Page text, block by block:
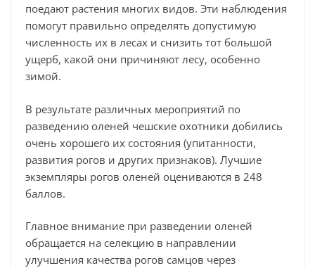
поедают растения многих видов. Эти наблюдения
помогут правильно определять допустимую
численность их в лесах и снизить тот большой
ущерб, какой они причиняют лесу, особенно
зимой.
В результате различных мероприятий по
разведению оленей чешские охотники добились
очень хорошего их состояния (упитанности,
развития рогов и других признаков). Лучшие
экземпляры рогов оленей оцениваются в 248
баллов.
Главное внимание при разведении оленей
обращается на селекцию в направлении
улучшения качества рогов самцов через